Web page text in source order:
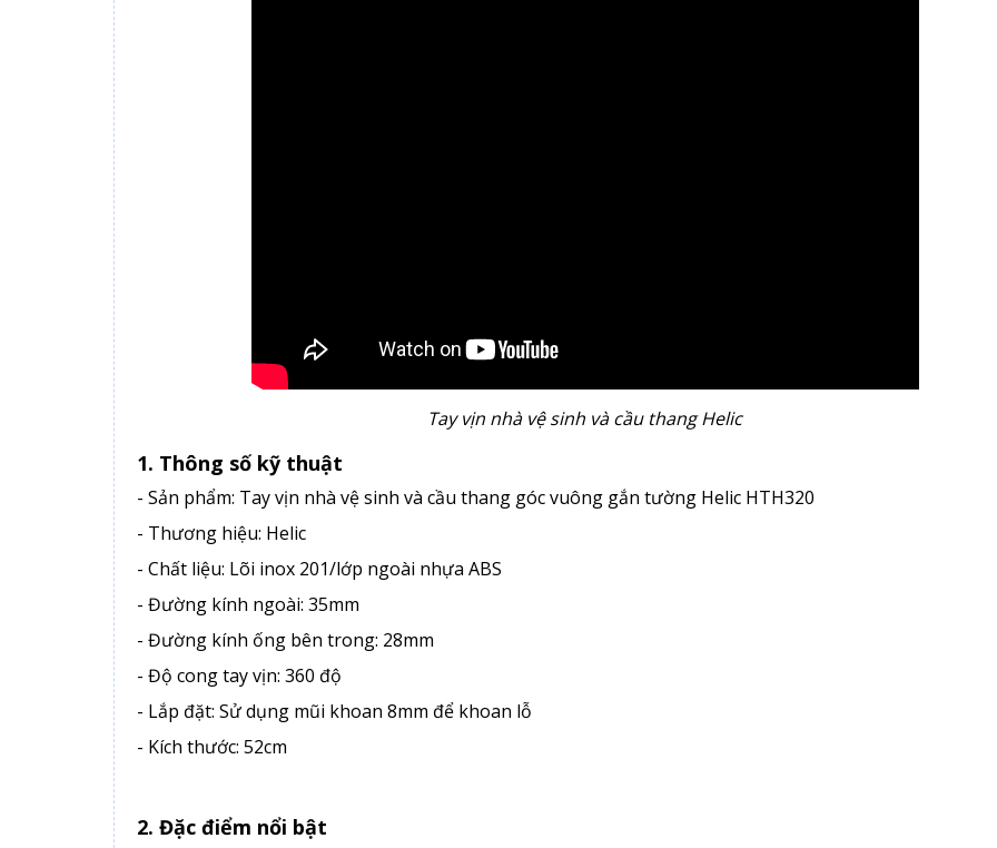
Tay vịn nhà vệ sinh và cầu thang Helic
1. Thông số kỹ thuật
- Sản phẩm: Tay vịn nhà vệ sinh và cầu thang góc vuông gắn tường Helic HTH320
- Thương hiệu: Helic
- Chất liệu: Lõi inox 201/lớp ngoài nhựa ABS
- Đường kính ngoài: 35mm
- Đường kính ống bên trong: 28mm
- Độ cong tay vịn: 360 độ
- Lắp đặt: Sử dụng mũi khoan 8mm để khoan lỗ
- Kích thước: 52cm
2. Đặc điểm nổi bật